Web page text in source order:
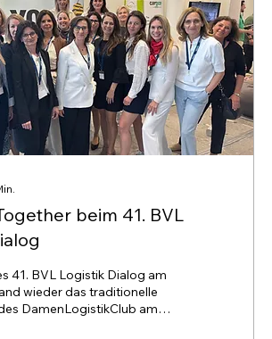
beim 41. BVL
41. BVL Logistik Dialog am
wieder das traditionelle
DamenLogistikClub am